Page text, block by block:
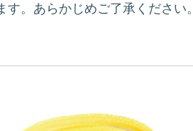
。あらかじめご了承ください。